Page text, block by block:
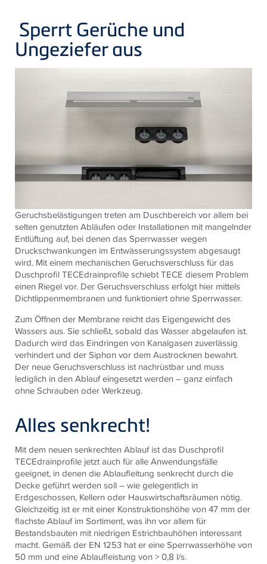
Sperrt Gerüche und
Ungeziefer aus
Geruchsbelästigungen treten am Duschbereich vor allem bei
selten genutzten Abläufen oder Installationen mit mangelnder
Entlüftung auf, bei denen das Sperrwasser wegen
Druckschwankungen im Entwässerungssystem abgesaugt
wird. Mit einem mechanischen Geruchsverschluss für das
Duschprofil TECEdrainprofile schiebt TECE diesem Problem
einen Riegel vor. Der Geruchsverschluss erfolgt hier mittels
Dichtlippenmembranen und funktioniert ohne Sperrwasser.
Zum Öffnen der Membrane reicht das Eigengewicht des
Wassers aus. Sie schließt, sobald das Wasser abgelaufen ist.
Dadurch wird das Eindringen von Kanalgasen zuverlässig
verhindert und der Siphon vor dem Austrocknen bewahrt.
Der neue Geruchsverschluss ist nachrüstbar und muss
lediglich in den Ablauf eingesetzt werden – ganz einfach
ohne Schrauben oder Werkzeug.
Alles senkrecht!
Mit dem neuen senkrechten Ablauf ist das Duschprofil
TECEdrainprofile jetzt auch für alle Anwendungsfälle
geeignet, in denen die Ablaufleitung senkrecht durch die
Decke geführt werden soll – wie gelegentlich in
Erdgeschossen, Kellern oder Hauswirtschaftsräumen nötig.
Gleichzeitig ist er mit einer Konstruktionshöhe von 47 mm der
flachste Ablauf im Sortiment, was ihn vor allem für
Bestandsbauten mit niedrigen Estrichbauhöhen interessant
macht. Gemäß der EN 1253 hat er eine Sperrwasserhöhe von
50 mm und eine Ablaufleistung von > 0,8 l/s.